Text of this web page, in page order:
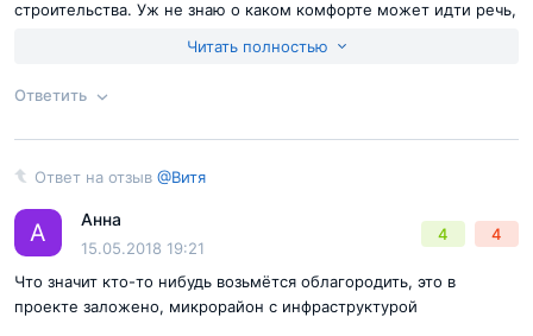
В ближайшем окружении есть три
общеобразовательные школы и семь детских садов,
кластер представлен стадионами "Здоровье",
позаботятся в МУЗ "Котельниковская поликлиника" и
Согласен справилами публикациина сайте
строительства. Уж не знаю о каком комфорте может идти речь,
облагородить район , место и будет комфортным, но это
маловероятно.
Читать полностью
Ответить
Ответ на отзыв
Ответ на отзыв @Витя
А Анна
15.05.2018 19:21
4 4
Что значит кто-то нибудь возьмётся облагородить, это в
проекте заложено, микрорайон с инфраструктурой